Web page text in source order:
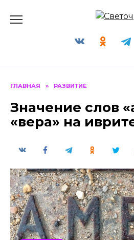
ГЛАВНАЯ » РАЗВИТИЕ
Значение слов
«вера» на